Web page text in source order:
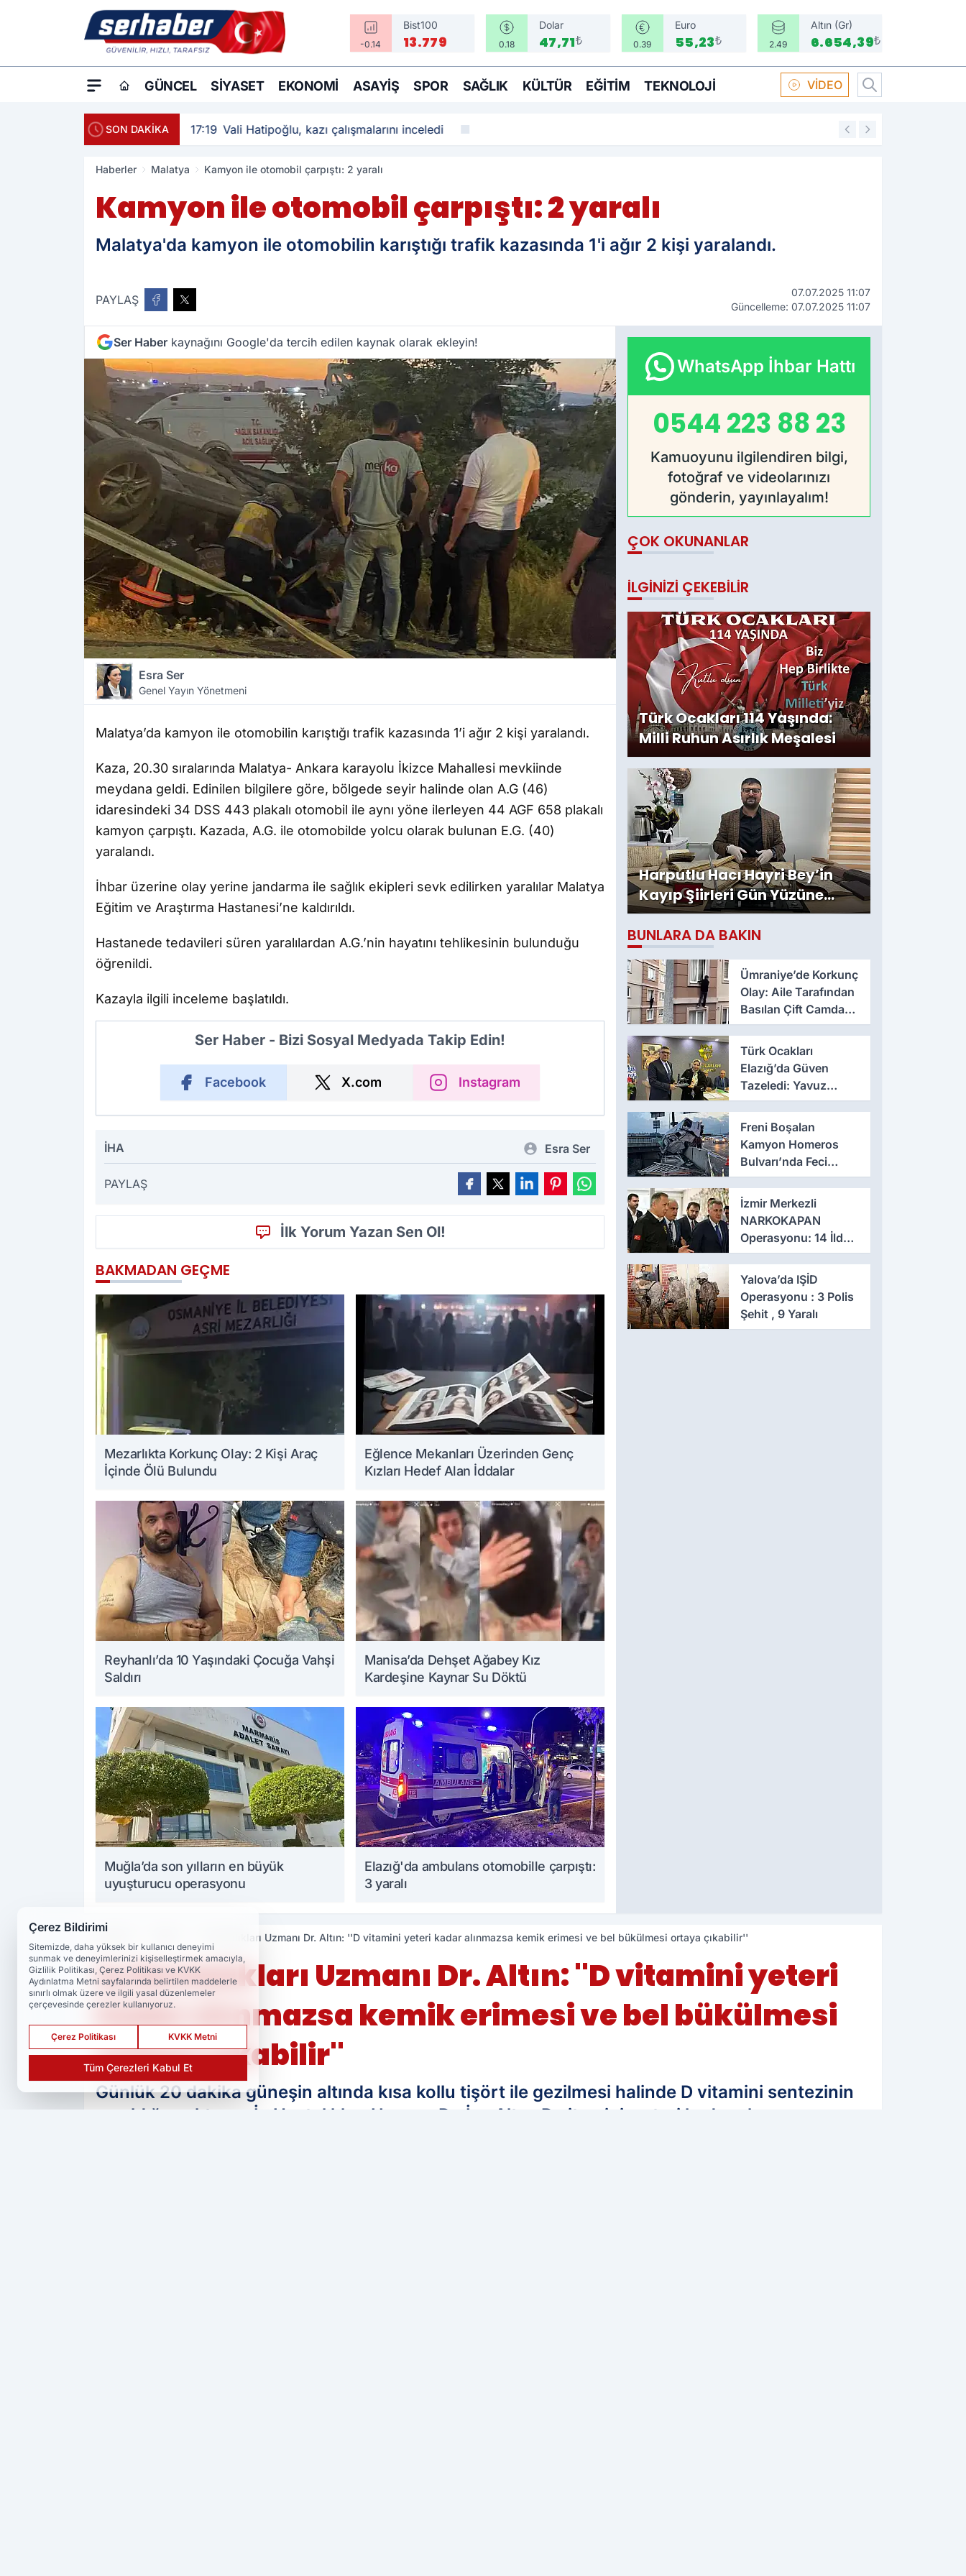
-0.14
Bist100
13.779 0.18
Dolar
47,71₺ 0.39
Euro
55,23₺ 2.49
Altın (Gr)
6.654,39₺
GÜNCEL SIYASET EKONOMI ASAYIŞ SPOR SAĞLIK KÜLTÜR EĞITIM TEKNOLOJI VİDEO
SON DAKİKA 17:19 Vali Hatipoğlu, kazı çalışmalarını inceledi 16:58
Haberler Malatya Kamyon ile otomobil çarpıştı: 2 yaralı
Kamyon ile otomobil çarpıştı: 2 yaralı
Malatya'da kamyon ile otomobilin karıştığı trafik kazasında 1'i ağır 2 kişi yaralandı.
PAYLAŞ
07.07.2025 11:07
Güncelleme: 07.07.2025 11:07
Ser Haber kaynağını Google'da tercih edilen kaynak olarak ekleyin!
Esra Ser
Genel Yayın Yönetmeni
Malatya’da kamyon ile otomobilin karıştığı trafik kazasında 1’i ağır 2 kişi yaralandı.
Kaza, 20.30 sıralarında Malatya- Ankara karayolu İkizce Mahallesi mevkiinde
meydana geldi. Edinilen bilgilere göre, bölgede seyir halinde olan A.G (46)
idaresindeki 34 DSS 443 plakalı otomobil ile aynı yöne ilerleyen 44 AGF 658 plakalı
kamyon çarpıştı. Kazada, A.G. ile otomobilde yolcu olarak bulunan E.G. (40)
yaralandı.
İhbar üzerine olay yerine jandarma ile sağlık ekipleri sevk edilirken yaralılar Malatya
Eğitim ve Araştırma Hastanesi’ne kaldırıldı.
Hastanede tedavileri süren yaralılardan A.G.’nin hayatını tehlikesinin bulunduğu
öğrenildi.
Kazayla ilgili inceleme başlatıldı.
Ser Haber - Bizi Sosyal Medyada Takip Edin!
Facebook X.com Instagram
İHA Esra Ser
PAYLAŞ
İlk Yorum Yazan Sen Ol!
BAKMADAN GEÇME
Mezarlıkta Korkunç Olay: 2 Kişi Araç
İçinde Ölü Bulundu
Eğlence Mekanları Üzerinden Genç
Kızları Hedef Alan İddalar
Reyhanlı’da 10 Yaşındaki Çocuğa Vahşi
Saldırı
Manisa’da Dehşet Ağabey Kız
Kardeşine Kaynar Su Döktü
Muğla’da son yılların en büyük
uyuşturucu operasyonu
Elazığ'da ambulans otomobille çarpıştı:
3 yaralı
WhatsApp İhbar Hattı
0544 223 88 23
Kamuoyunu ilgilendiren bilgi,
fotoğraf ve videolarınızı
gönderin, yayınlayalım!
ÇOK OKUNANLAR
İLGINIZI ÇEKEBILIR
Türk Ocakları 114 Yaşında:
Milli Ruhun Asırlık Meşalesi
Harputlu Hacı Hayri Bey’in
Kayıp Şiirleri Gün Yüzüne
Çıktı
BUNLARA DA BAKIN
Ümraniye’de Korkunç
Olay: Aile Tarafından
Basılan Çift Camdan
Atladı
Türk Ocakları
Elazığ’da Güven
Tazeledi: Yavuz
Haykır Yeniden
Başkan
Freni Boşalan
Kamyon Homeros
Bulvarı’nda Feci
Kazaya Neden Oldu
İzmir Merkezli
NARKOKAPAN
Operasyonu: 14 İlde
Eş Zamanlı Baskın,
641 Gözaltı
Yalova’da IŞİD
Operasyonu : 3 Polis
Şehit , 9 Yaralı
İç Hastalıkları Uzmanı Dr. Altın: ''D vitamini yeteri kadar alınmazsa kemik erimesi ve bel bükülmesi ortaya çıkabilir''
İç Hastalıkları Uzmanı Dr. Altın: ''D vitamini yeteri
kadar alınmazsa kemik erimesi ve bel bükülmesi
ortaya çıkabilir''
Günlük 20 dakika güneşin altında kısa kollu tişört ile gezilmesi halinde D vitamini sentezinin
yapıldığını aktaran İç Hastalıkları Uzmanı Dr. İsa Altın, D vitamini, yeteri kadar alınmazsa
Çerez Bildirimi
Sitemizde, daha yüksek bir kullanıcı deneyimi
sunmak ve deneyimlerinizi kişiselleştirmek amacıyla,
Gizlilik Politikası, Çerez Politikası ve KVKK
Aydınlatma Metni sayfalarında belirtilen maddelerle
sınırlı olmak üzere ve ilgili yasal düzenlemeler
çerçevesinde çerezler kullanıyoruz.
Çerez Politikası KVKK Metni
Tüm Çerezleri Kabul Et